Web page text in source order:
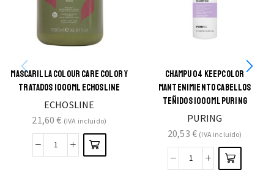
MASCARILLA COLOUR CARE COLOR Y
TRATADOS 1000ML ECHOSLINE
ECHOSLINE
21,60€ (IVA incluido)
CHAMPU 04 KEEPCOLOR
MANTENIMIENTO CABELLOS
TEÑIDOS 1000ML PURING
PURING
20,53 € (IVA incluido)